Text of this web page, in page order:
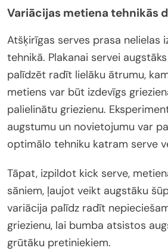
Variācijas metiena tehnikās
Atšķirīgas serves prasa nelielas
tehnikā. Plakanai servei
palīdzēt radīt lielāku ātrumu,
metiens var būt izdevīgs
palielinātu griezienu.
augstumu un novietojumu var
optimālo tehniku katram serve
Tāpat, izpildot kick serve,
sāniem, ļaujot veikt augstāku
variācija palīdz radīt
griezienu, lai bumba atsistos
grūtāku pretiniekiem.